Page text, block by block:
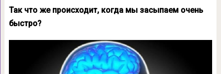
Так что же происходит, когда мы засыпаем очень
быстро?